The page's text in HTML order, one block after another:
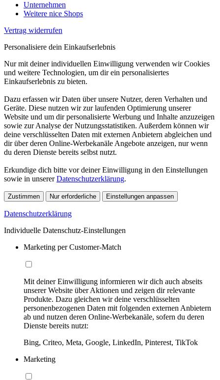
Unternehmen
Weitere nice Shops
Vertrag widerrufen
Personalisiere dein Einkaufserlebnis
Nur mit deiner individuellen Einwilligung verwenden wir Cookies
und weitere Technologien, um dir ein personalisiertes
Einkaufserlebnis zu bieten.
Dazu erfassen wir Daten über unsere Nutzer, deren Verhalten und
Geräte. Diese nutzen wir zur laufenden Optimierung unserer
Website und um dir personalisierte Werbung und Inhalte anzuzeigen
sowie zur Analyse der Nutzungsstatistiken. Außerdem können wir
deine verschlüsselten Daten mit externen Anbietern abgleichen und
dir über deren Online-Werbekanäle Angebote anzeigen, nur wenn
du deren Dienste bereits selbst nutzt.
Erkundige dich bitte vor deiner Einwilligung in den Einstellungen
sowie in unsererDatenschutzerklärung.
Zustimmen Nur erforderliche Einstellungen anpassen
Datenschutzerklärung
Individuelle Datenschutz-Einstellungen
Marketing per Customer-Match
Mit deiner Einwilligung informieren wir dich auch abseits
unserer Website über Aktionen und zeigen dir relevante
Produkte. Dazu gleichen wir deine verschlüsselten
personenbezogenen Daten mit folgenden externen Anbietern
ab und nutzen deren Online-Werbekanäle, sofern du deren
Dienste bereits nutzt:
Bing, Criteo, Meta, Google, LinkedIn, Pinterest, TikTok
Marketing